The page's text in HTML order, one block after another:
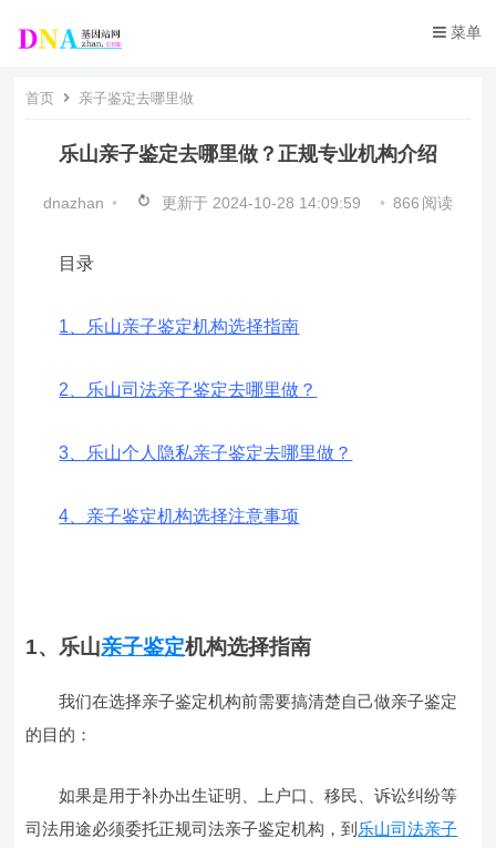
菜单
首页 亲子鉴定去哪里做
乐山亲子鉴定去哪里做？正规专业机构介绍
dnazhan • 更新于 2024-10-28 14:09:59 • 866 阅读
目录
1、乐山亲子鉴定机构选择指南
2、乐山司法亲子鉴定去哪里做？
3、乐山个人隐私亲子鉴定去哪里做？
4、亲子鉴定机构选择注意事项
1、乐山亲子鉴定机构选择指南
我们在选择亲子鉴定机构前需要搞清楚自己做亲子鉴定
的目的：
如果是用于补办出生证明、上户口、移民、诉讼纠纷等
司法用途必须委托正规司法亲子鉴定机构，到 乐山司法亲子